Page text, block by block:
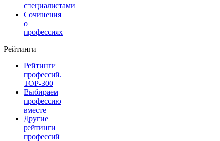
специалистами
Сочинения
о
профессиях
Рейтинги
Рейтинги
профессий.
TOP-300
Выбираем
профессию
вместе
Другие
рейтинги
профессий